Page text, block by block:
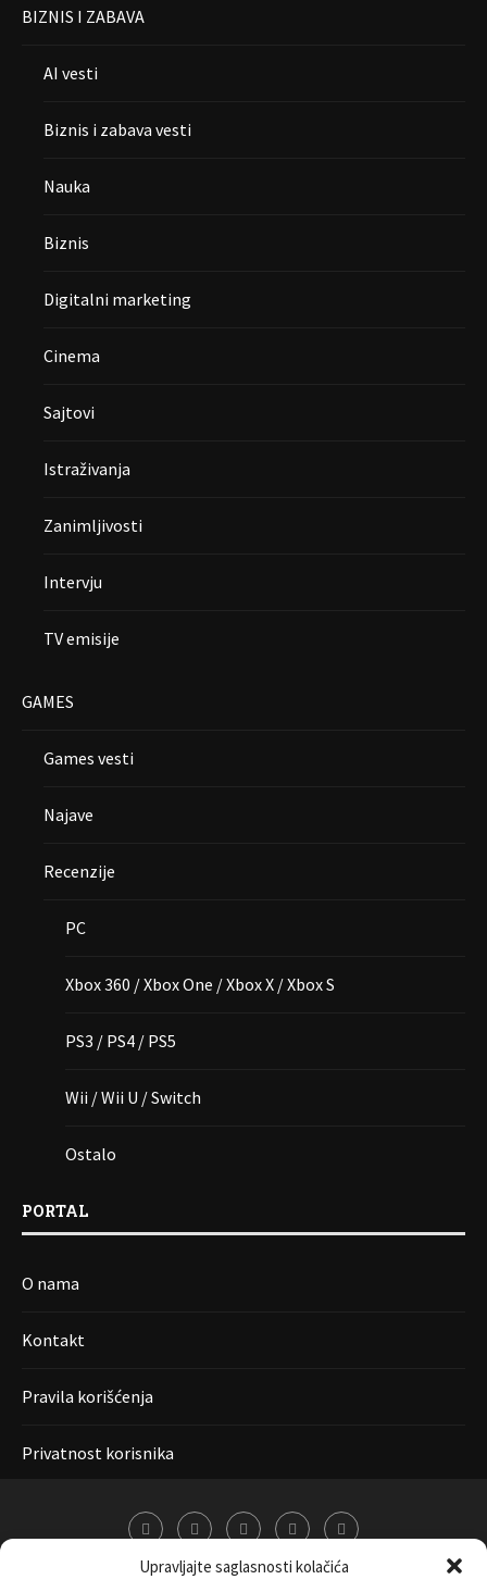
Upravljajte saglasnosti kolačića
BIZNIS I ZABAVA
AI vesti
Biznis i zabava vesti
Nauka
Biznis
Digitalni marketing
Cinema
Sajtovi
Istraživanja
Zanimljivosti
Intervju
TV emisije
GAMES
Games vesti
Najave
Recenzije
PC
Xbox 360 / Xbox One / Xbox X / Xbox S
PS3 / PS4 / PS5
Wii / Wii U / Switch
Ostalo
PORTAL
O nama
Kontakt
Pravila korišćenja
Privatnost korisnika